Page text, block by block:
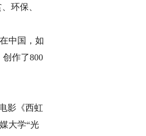
环保、
中国，如
作了800
影《西虹
大学“光